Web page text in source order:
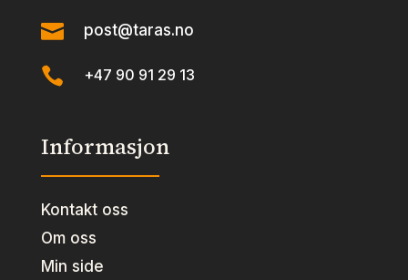
 post@taras.no
 +47 90 91 29 13
Informasjon
Kontakt oss
Om oss
Min side